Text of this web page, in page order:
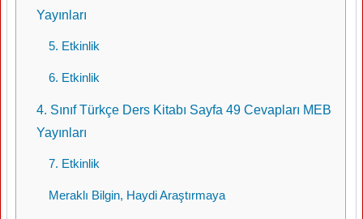
Yayınları
5. Etkinlik
6. Etkinlik
4. Sınıf Türkçe Ders Kitabı Sayfa 49 Cevapları MEB
Yayınları
7. Etkinlik
Meraklı Bilgin, Haydi Araştırmaya